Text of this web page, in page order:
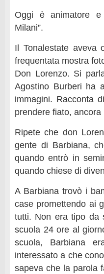
Oggi è animatore e
Milani”.
Il Tonalestate aveva
frequentata mostra
Don Lorenzo. Si
Agostino Burberi ha
immagini. Racconta
prendere fiato,
Ripete che don
gente di Barbiana,
quando entrò in
quando chiese di
A Barbiana trovò i
case promettendo ai
tutti. Non era tipo da
scuola 24 ore al
scuola, Barbiana
interessato a che
sapeva che la parola